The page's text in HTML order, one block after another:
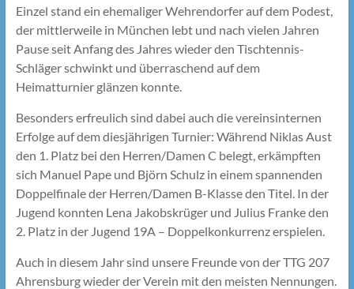
Einzel stand ein ehemaliger Wehrendorfer auf dem Podest,
der mittlerweile in München lebt und nach vielen Jahren
Pause seit Anfang des Jahres wieder den Tischtennis-
Schläger schwinkt und überraschend auf dem
Heimatturnier glänzen konnte.
Besonders erfreulich sind dabei auch die vereinsinternen
Erfolge auf dem diesjährigen Turnier: Während Niklas Aust
den 1. Platz bei den Herren/Damen C belegt, erkämpften
sich Manuel Pape und Björn Schulz in einem spannenden
Doppelfinale der Herren/Damen B-Klasse den Titel. In der
Jugend konnten Lena Jakobskrüger und Julius Franke den
2. Platz in der Jugend 19A – Doppelkonkurrenz erspielen.
Auch in diesem Jahr sind unsere Freunde von der TTG 207
Ahrensburg wieder der Verein mit den meisten Nennungen.